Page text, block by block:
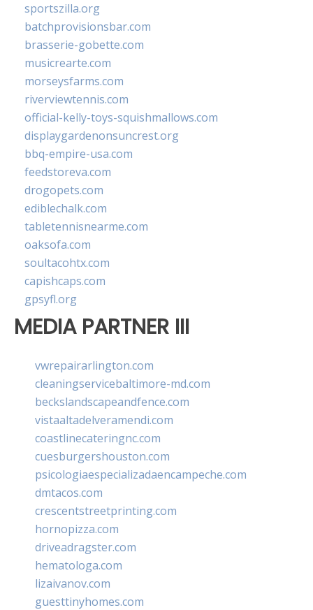
sportszilla.org
batchprovisionsbar.com
brasserie-gobette.com
musicrearte.com
morseysfarms.com
riverviewtennis.com
official-kelly-toys-squishmallows.com
displaygardenonsuncrest.org
bbq-empire-usa.com
feedstoreva.com
drogopets.com
ediblechalk.com
tabletennisnearme.com
oaksofa.com
soultacohtx.com
capishcaps.com
gpsyfl.org
MEDIA PARTNER III
vwrepairarlington.com
cleaningservicebaltimore-md.com
beckslandscapeandfence.com
vistaaltadelveramendi.com
coastlinecateringnc.com
cuesburgershouston.com
psicologiaespecializadaencampeche.com
dmtacos.com
crescentstreetprinting.com
hornopizza.com
driveadragster.com
hematologa.com
lizaivanov.com
guesttinyhomes.com